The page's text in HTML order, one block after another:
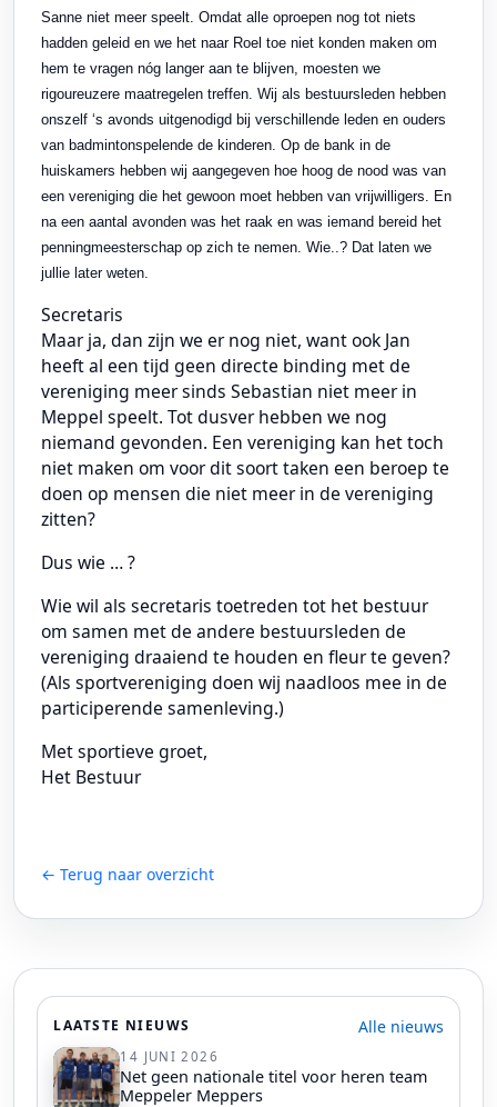
Sanne niet meer speelt. Omdat alle oproepen nog tot niets
hadden geleid en we het naar Roel toe niet konden maken om
hem te vragen nóg langer aan te blijven, moesten we
rigoureuzere maatregelen treffen. Wij als bestuursleden hebben
onszelf ‘s avonds uitgenodigd bij verschillende leden en ouders
van badmintonspelende de kinderen. Op de bank in de
huiskamers hebben wij aangegeven hoe hoog de nood was van
een vereniging die het gewoon moet hebben van vrijwilligers. En
na een aantal avonden was het raak en was iemand bereid het
penningmeesterschap op zich te nemen. Wie..? Dat laten we
jullie later weten.
Secretaris
Maar ja, dan zijn we er nog niet, want ook Jan
heeft al een tijd geen directe binding met de
vereniging meer sinds Sebastian niet meer in
Meppel speelt. Tot dusver hebben we nog
niemand gevonden. Een vereniging kan het toch
niet maken om voor dit soort taken een beroep te
doen op mensen die niet meer in de vereniging
zitten?
Dus wie … ?
Wie wil als secretaris toetreden tot het bestuur
om samen met de andere bestuursleden de
vereniging draaiend te houden en fleur te geven?
(Als sportvereniging doen wij naadloos mee in de
participerende samenleving.)
Met sportieve groet,
Het Bestuur
← Terug naar overzicht
LAATSTE NIEUWS Alle nieuws
14 JUNI 2026
Net geen nationale titel voor heren team
Meppeler Meppers